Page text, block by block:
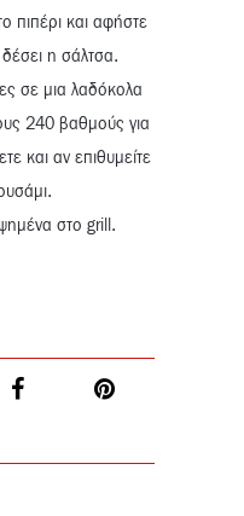
πιπέρι και αφήστε
η σάλτσα.
σε μια λαδόκολα
240 βαθμούς για
και αν επιθυμείτε
στο grill.